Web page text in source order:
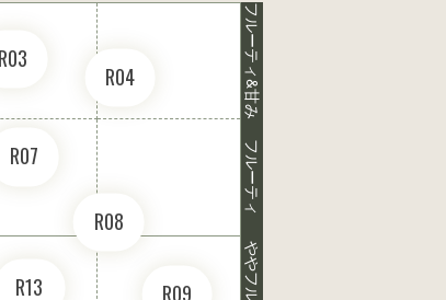
R03
R04
R07
R08
R09
R13
フルーティ&甘み
フルーティ